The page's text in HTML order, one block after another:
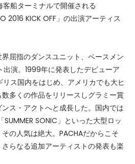
船ターミナルで開催される
2016 KICK OFF」の出演アーティス
屈指のダンスユニット、ベースメン
出演。1999年に発表したデビューア
ス国内をはじめ、アメリカでも大ヒ
多くの作品をリリースしグラミー賞
ス・アクトへと成長した。国内では
SUMMER SONIC」といった大型ロッ
の人気は絶大。PACHAだからこそ
らなる追加アーティストの発表も楽